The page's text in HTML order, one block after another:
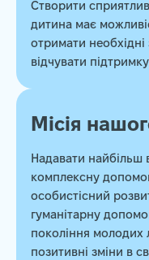
Створити
дитина має
отримати
відчувати
Місія
Надавати найбільш
комплексну
особистісний
гуманітарну
покоління молодих
позитивні зміни в